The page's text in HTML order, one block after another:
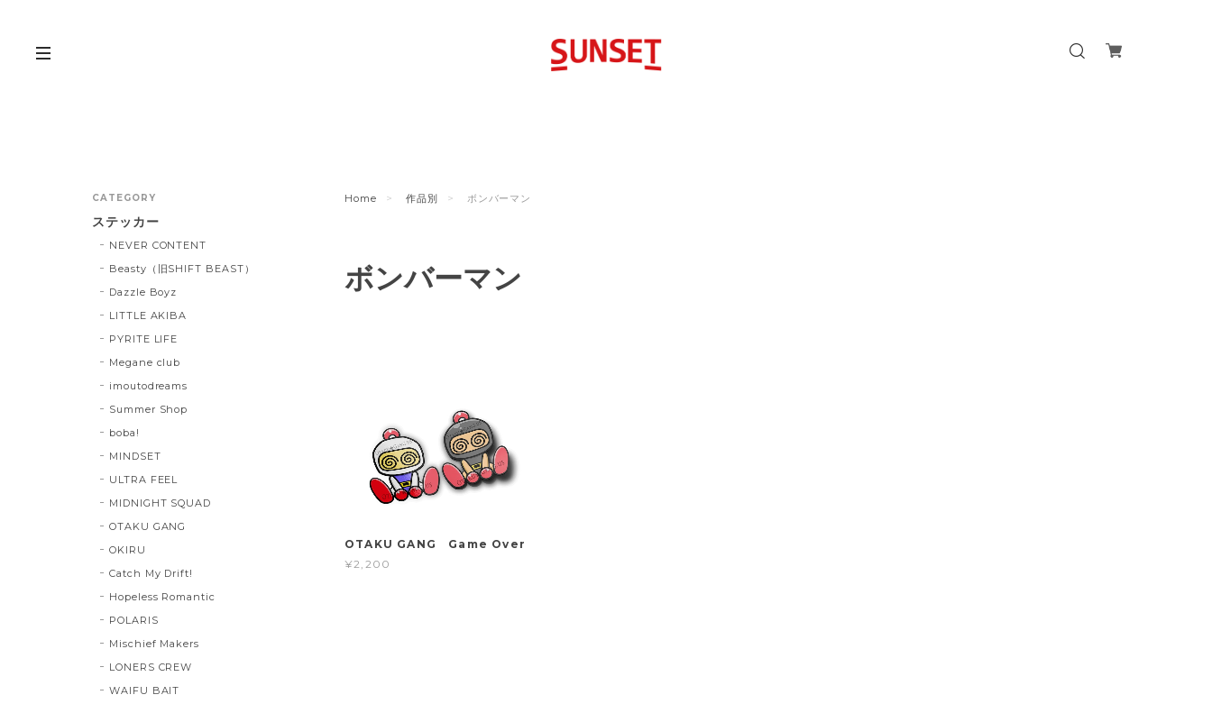
Home 作品別 ボンバーマン
ボンバーマン
OTAKU GANG Game Over
¥2,200
CATEGORY
ステッカー
NEVER CONTENT
Beasty（旧SHIFT BEAST）
Dazzle Boyz
LITTLE AKIBA
PYRITE LIFE
Megane club
imoutodreams
Summer Shop
boba!
MINDSET
ULTRA FEEL
MIDNIGHT SQUAD
OTAKU GANG
OKIRU
Catch My Drift!
Hopeless Romantic
POLARIS
Mischief Makers
LONERS CREW
WAIFU BAIT